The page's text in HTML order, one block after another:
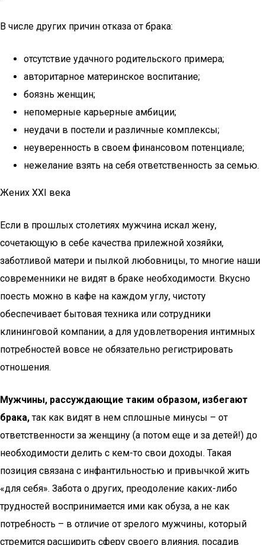
В числе других причин отказа от брака:
отсутствие удачного родительского примера;
авторитарное материнское воспитание;
боязнь женщин;
непомерные карьерные амбиции;
неудачи в постели и различные комплексы;
неуверенность в своем финансовом потенциале;
нежелание взять на себя ответственность за семью.
Жених XXI века
Если в прошлых столетиях мужчина искал жену,
сочетающую в себе качества прилежной хозяйки,
заботливой матери и пылкой любовницы, то многие наши
современники не видят в браке необходимости. Вкусно
поесть можно в кафе на каждом углу, чистоту
обеспечивает бытовая техника или сотрудники
клининговой компании, а для удовлетворения интимных
потребностей вовсе не обязательно регистрировать
отношения.
Мужчины, рассуждающие таким образом, избегают
брака,так как видят в нем сплошные минусы – от
ответственности за женщину (а потом еще и за детей!) до
необходимости делить с кем-то свои доходы. Такая
позиция связана с инфантильностью и привычкой жить
«для себя». Забота о других, преодоление каких-либо
трудностей воспринимается ими как обуза, а не как
потребность – в отличие от зрелого мужчины, который
стремится расширить сферу своего влияния, посадив